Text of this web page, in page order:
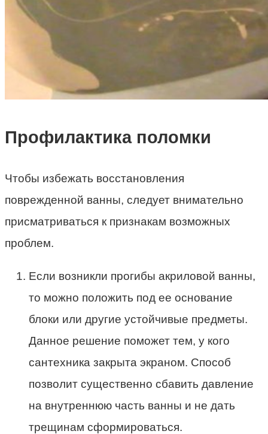
Профилактика поломки
Чтобы избежать восстановления
поврежденной ванны, следует внимательно
присматриваться к признакам возможных
проблем.
Если возникли прогибы акриловой ванны,
то можно положить под ее основание
блоки или другие устойчивые предметы.
Данное решение поможет тем, у кого
сантехника закрыта экраном. Способ
позволит существенно сбавить давление
на внутреннюю часть ванны и не дать
трещинам сформироваться.